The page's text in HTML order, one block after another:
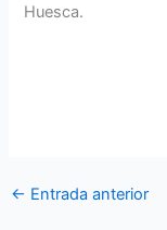
Huesca.
← Entrada anterior